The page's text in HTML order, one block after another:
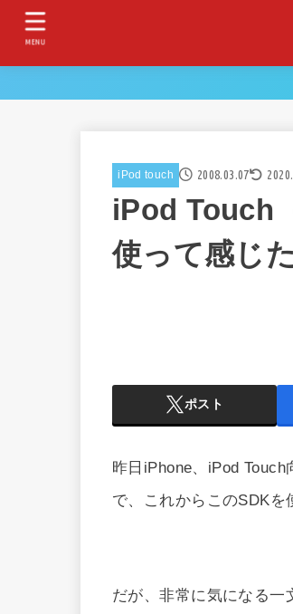
MENU
iPod touch 2008.03.07
iPod Touch
使って感じ
ポスト
昨日iPhone、iPod
で、これからこのSDKを
だが、非常に気になる一